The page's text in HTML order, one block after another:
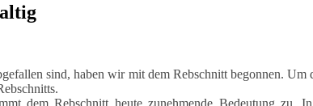
sind, haben wir mit dem Rebschnitt begonnen.
dem Rebschnitt heute zunehmende Bedeutung